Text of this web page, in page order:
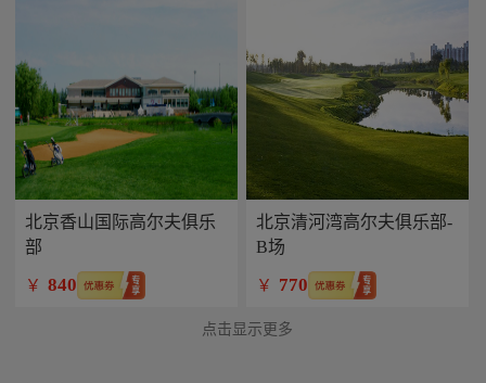
北京香山国际高尔夫俱乐
部
￥ 840
北京清河湾高尔夫俱乐部-
B场
￥ 770
点击显示更多